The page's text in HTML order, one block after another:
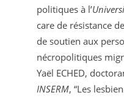
politiques à l’
care de résistance
de soutien aux
nécropolitiques
Yaël ECHED,
INSERM, “Les